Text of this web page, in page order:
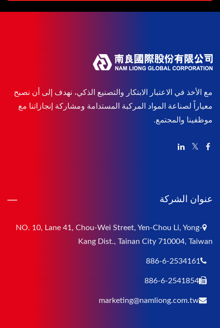
مع الأخذ في الاعتبار الابتكار والتصنيع الذكي، نهدف إلى أن نصبح
معياراً لصناعة المواد المركبة المستدامة ومشاركة إنجازاتنا مع
موظفينا والمجتمع.
عنوان الشركة
NO. 10, Lane 41, Chou-Wei Street, Yen-Chou Li, Yong-
Kang Dist., Tainan City 710004, Taiwan
886-6-2534161
886-6-2541854
marketing@namliong.com.tw